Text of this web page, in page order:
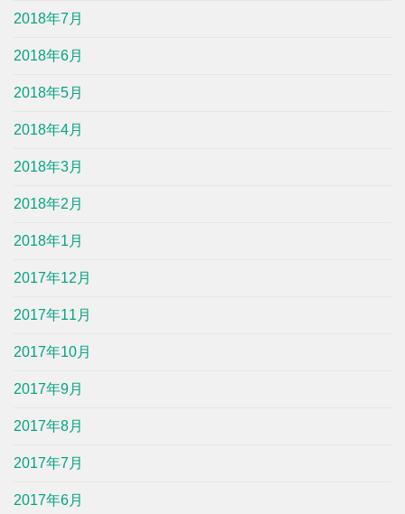
2018年7月
2018年6月
2018年5月
2018年4月
2018年3月
2018年2月
2018年1月
2017年12月
2017年11月
2017年10月
2017年9月
2017年8月
2017年7月
2017年6月